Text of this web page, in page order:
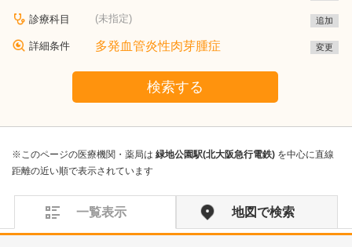
診療科目 (未指定) 追加
詳細条件 多発血管炎性肉芽腫症 変更
検索する
※このページの医療機関・薬局は 緑地公園駅(北大阪急行電鉄) を中心に直線
距離の近い順で表示されています
一覧表示 地図で検索